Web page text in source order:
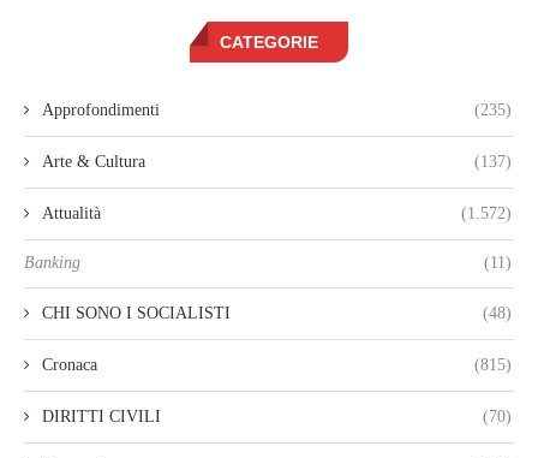
CATEGORIE
Approfondimenti (235)
Arte & Cultura (137)
Attualità (1.572)
Banking (11)
CHI SONO I SOCIALISTI (48)
Cronaca (815)
DIRITTI CIVILI (70)